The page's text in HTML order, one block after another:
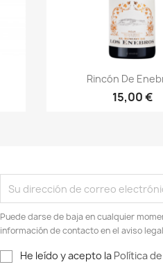
Vista
Rincón De
15,00 €
Puede darse de baja en cualquier
información de contacto en el aviso
He leído y acepto la Política